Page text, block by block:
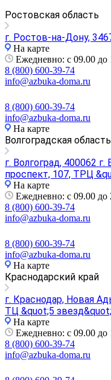
Ростовская область
г. Ростов-на-Дону,
На карте
Ежедневно: с 09.00 до
8 (800) 600-39-74
info@azbuka-doma.ru
8 (800) 600-39-74
info@azbuka-doma.ru
На карте
Волгоградская область
г. Волгоград, 400062
проспект, 107, ТРЦ
На карте
Ежедневно: с 09.00 до
8 (800) 600-39-74
info@azbuka-doma.ru
8 (800) 600-39-74
info@azbuka-doma.ru
На карте
Краснодарский край
г. Краснодар, Новая
ТЦ &quot;5 звезд&quot;
На карте
Ежедневно: с 09.00 до
8 (800) 600-39-74
info@azbuka-doma.ru